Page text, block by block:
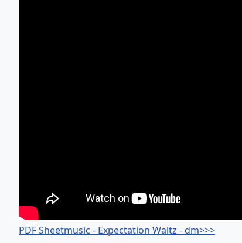
PDF Sheetmusic - Expectation Waltz - dm>>>